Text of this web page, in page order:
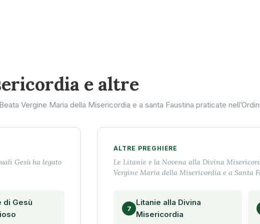
e altre
Vergine Maria della Misericordia e a santa Faustina praticate
Gesù ha legato
di Gesù
ALTRE PREGHIERE
Le Litanie e la Novena alla Divina
Vergine Maria della Misericordia e a Santa
7
Litanie alla Divina
Misericordia